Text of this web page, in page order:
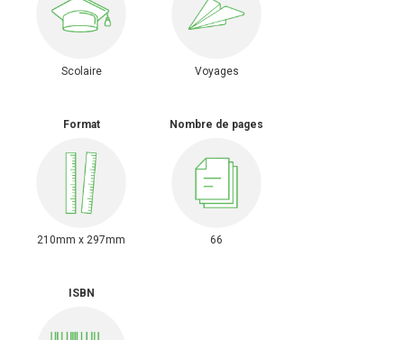
Scolaire Voyages
Format
210mm x 297mm
Nombre de pages
66
ISBN